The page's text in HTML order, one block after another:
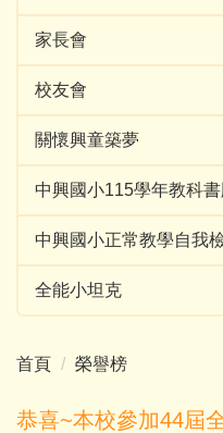
家長會
校友會
關懷興童築夢
中興國小115學年教科
中興國小正常教學自我
全能小坦克
首頁 榮譽榜
恭喜~本校參加44屆